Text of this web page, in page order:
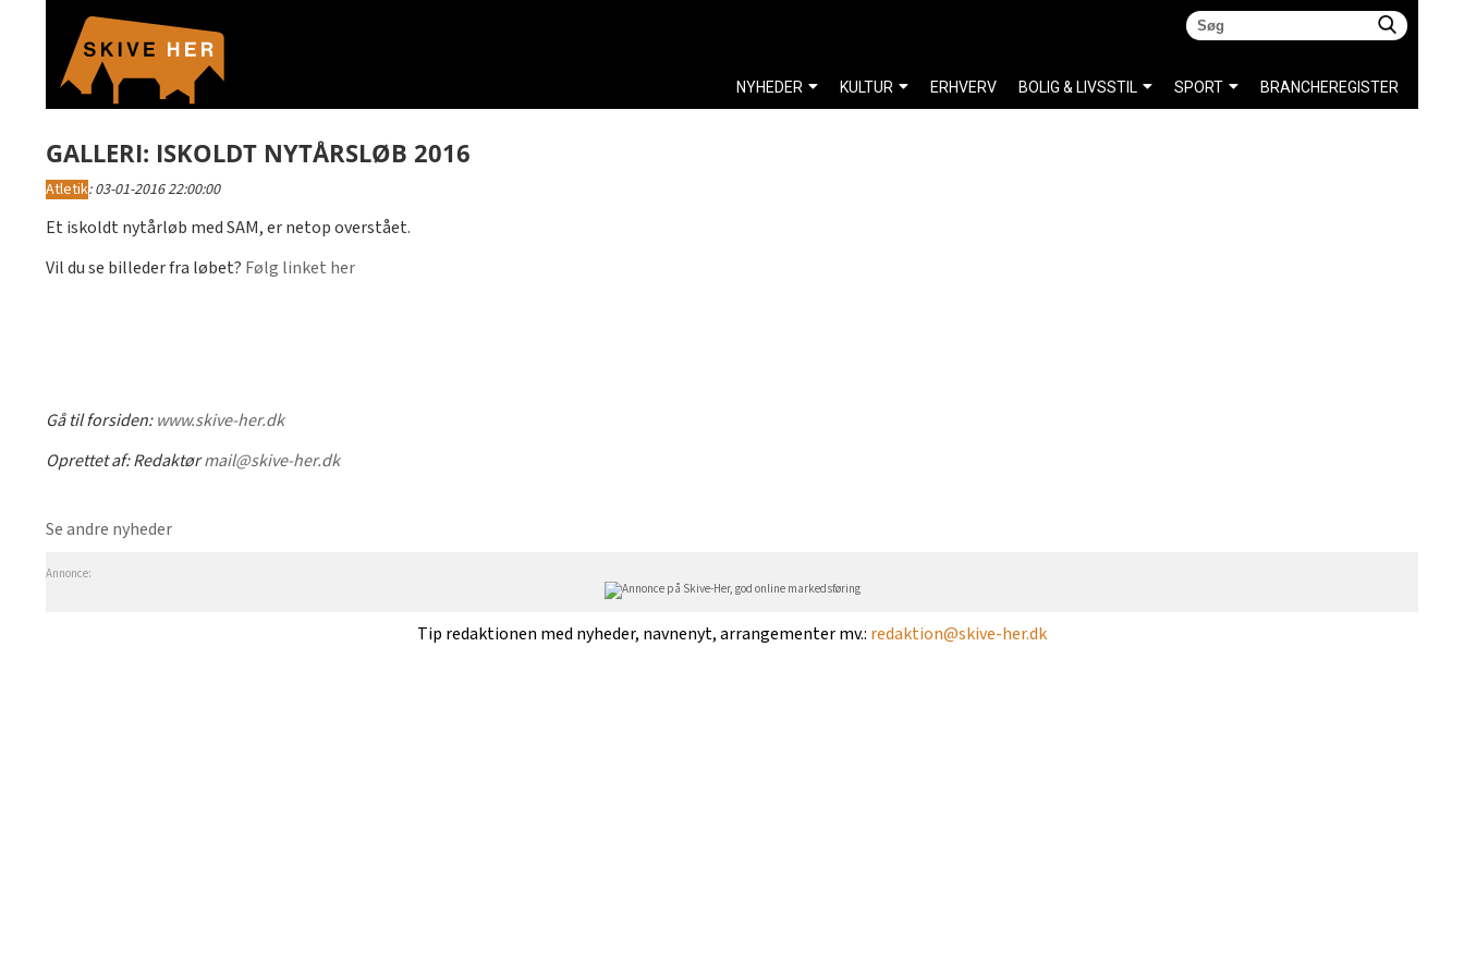
GALLERI: ISKOLDT NYTÅRSLØB 2016
Atletik:03-01-2016 22:00:00
Et iskoldt nytårløb med SAM, er netop overstået.
Vil du se billeder fra løbet? Følg linket her
Gå til forsiden:www.skive-her.dk
Oprettet af:Redaktørmail@skive-her.dk
Se andre nyheder
Annonce:
Tip redaktionen med nyheder, navnenyt, arrangementer mv.: redaktion@skive-her.dk
NYHEDER KULTUR ERHVERV BOLIG & LIVSSTIL SPORT BRANCHEREGISTER